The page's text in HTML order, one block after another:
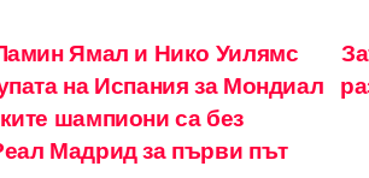
Ямал и Нико Уилямс
на Испания за Мондиал
шампиони са без
Мадрид за първи път